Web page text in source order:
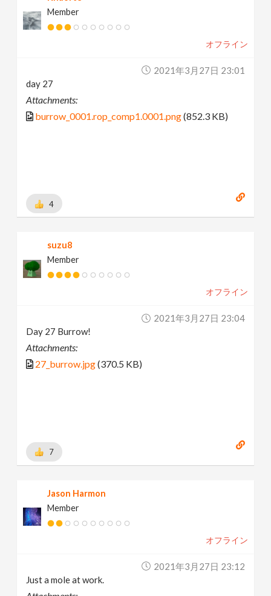
Member
オフライン
2021年3月27日 23:01
day 27
Attachments:
burrow_0001.rop_comp1.0001.png(852.3 KB)
4
suzu8
Member
オフライン
2021年3月27日 23:04
Day 27 Burrow!
Attachments:
27_burrow.jpg(370.5 KB)
7
Jason Harmon
Member
オフライン
2021年3月27日 23:12
Just a mole at work.